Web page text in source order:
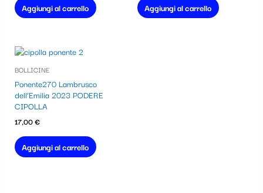
Aggiungi al carrello Aggiungi al carrello
BOLLICINE
Ponente270 Lambrusco
dell’Emilia 2023 PODERE
CIPOLLA
17,00€
Aggiungi al carrello